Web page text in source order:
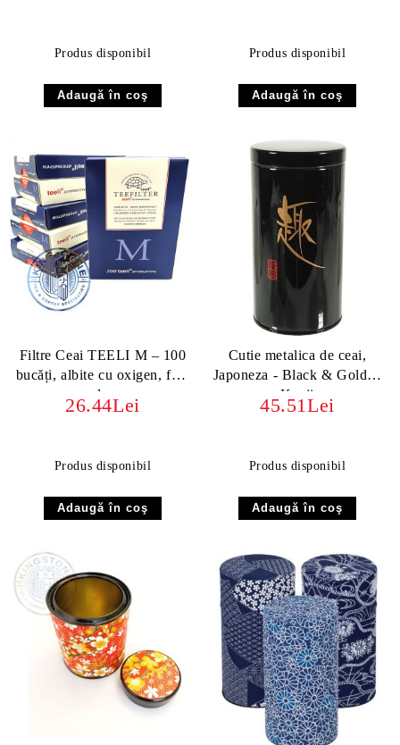
Produs disponibil Produs disponibil
Filtre Ceai TEELI M – 100
bucăți, albite cu oxigen, fără
clor
26.44Lei
Produs disponibil
Cutie metalica de ceai,
Japoneza - Black & Golden
Kanji
45.51Lei
Produs disponibil